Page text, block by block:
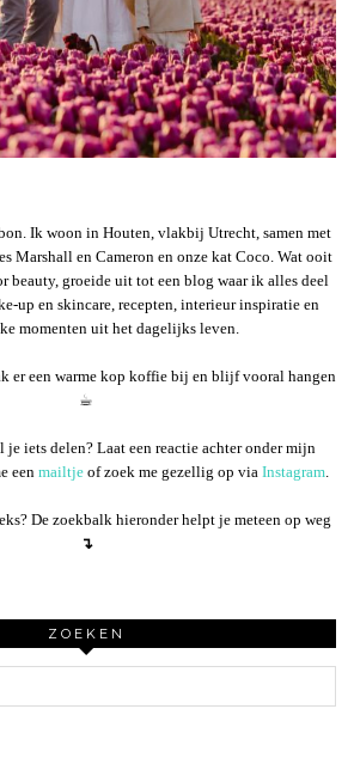
Ik woon in Houten, vlakbij Utrecht, samen met
Marshall en Cameron en onze kat Coco. Wat ooit
beauty, groeide uit tot een blog waar ik alles deel
up en skincare, recepten, interieur inspiratie en
momenten uit het dagelijks leven.
er een warme kop koffie bij en blijf vooral hangen
☕︎
je iets delen? Laat een reactie achter onder mijn
een mailtje of zoek me gezellig op via Instagram
De zoekbalk hieronder helpt je meteen op weg
↴
ZOEKEN